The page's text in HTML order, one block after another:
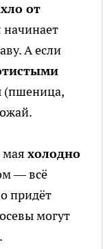
от
начинает
А если
(пшеница,
мая холодно
— всё
придёт
могут